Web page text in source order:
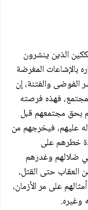
الذين ينشرون
بالإشاعات المغرضة
الفوضى والفتنة، إن
فهذه فرصته
بحق مجتمعهم قبل
عليهم، فيخرجهم من
خطرهم على
ضلالهم وغدرهم
العقاب حتى القتل،
على مر الأزمان،
وغيره.